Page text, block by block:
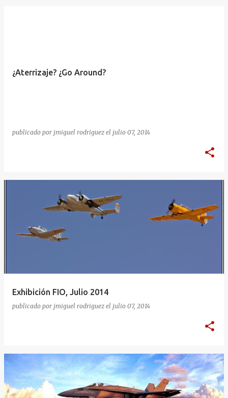
¿Aterrizaje? ¿Go Around?
publicado por jmiguel rodriguez el julio 07, 2014
Exhibición FIO, Julio 2014
publicado por jmiguel rodriguez el julio 07, 2014